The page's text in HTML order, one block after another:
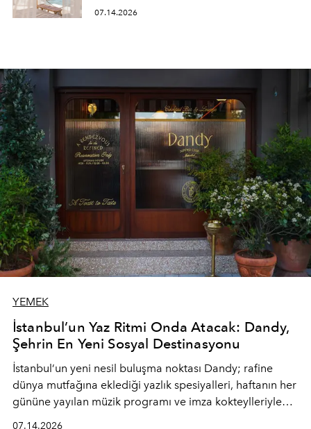
07.14.2026
YEMEK
İstanbul’un Yaz Ritmi Onda Atacak: Dandy,
Şehrin En Yeni Sosyal Destinasyonu
İstanbul’un yeni nesil buluşma noktası Dandy; rafine
dünya mutfağına eklediği yazlık spesiyalleri, haftanın her
gününe yayılan müzik programı ve imza kokteylleriyle
07.14.2026